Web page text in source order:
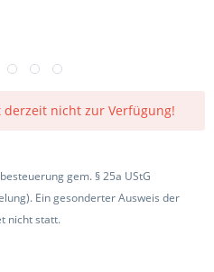
derzeit nicht zur Verfügung!
gem. § 25a UStG
Ein gesonderter Ausweis der
nicht statt.